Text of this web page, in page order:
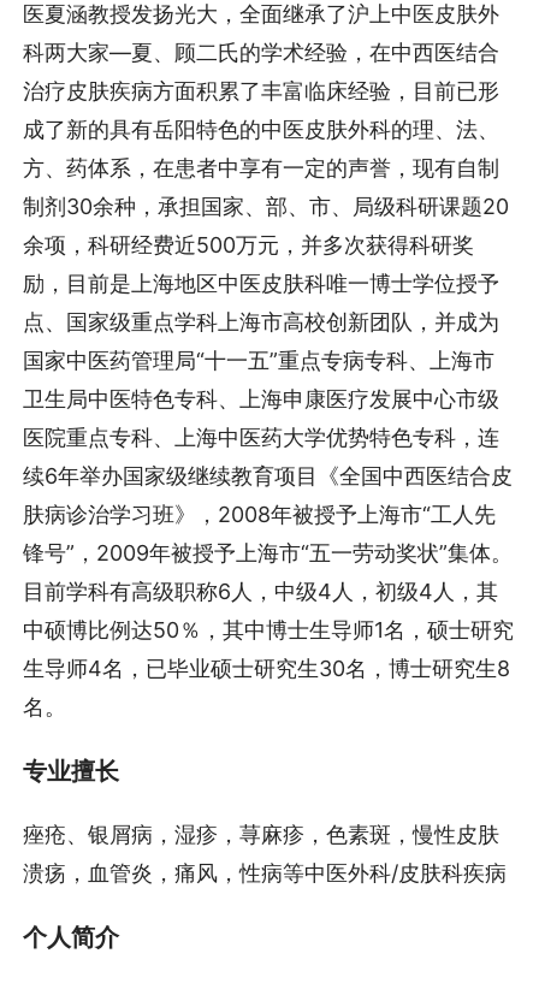
医夏涵教授发扬光大，全面继承了沪上中医皮肤外
科两大家—夏、顾二氏的学术经验，在中西医结合
治疗皮肤疾病方面积累了丰富临床经验，目前已形
成了新的具有岳阳特色的中医皮肤外科的理、法、
方、药体系，在患者中享有一定的声誉，现有自制
制剂30余种，承担国家、部、市、局级科研课题20
余项，科研经费近500万元，并多次获得科研奖
励，目前是上海地区中医皮肤科唯一博士学位授予
点、国家级重点学科上海市高校创新团队，并成为
国家中医药管理局“十一五”重点专病专科、上海市
卫生局中医特色专科、上海申康医疗发展中心市级
医院重点专科、上海中医药大学优势特色专科，连
续6年举办国家级继续教育项目《全国中西医结合皮
肤病诊治学习班》，2008年被授予上海市“工人先
锋号”，2009年被授予上海市“五一劳动奖状”集体。
目前学科有高级职称6人，中级4人，初级4人，其
中硕博比例达50％，其中博士生导师1名，硕士研究
生导师4名，已毕业硕士研究生30名，博士研究生8
名。
专业擅长
痤疮、银屑病，湿疹，荨麻疹，色素斑，慢性皮肤
溃疡，血管炎，痛风，性病等中医外科/皮肤科疾病
个人简介